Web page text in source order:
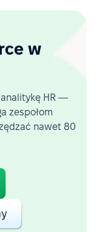
w
analitykę HR —
zespołom
nawet 80